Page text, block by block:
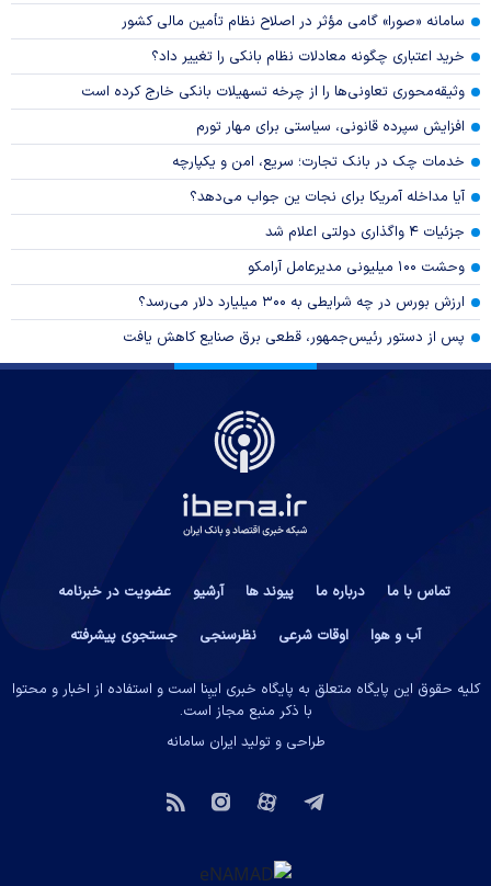
سامانه «صورا» گامی مؤثر در اصلاح نظام تأمین مالی کشور
خرید اعتباری چگونه معادلات نظام بانکی را تغییر داد؟
وثیقه‌محوری تعاونی‌ها را از چرخه تسهیلات بانکی خارج کرده است
افزایش سپرده قانونی، سیاستی برای مهار تورم
خدمات چک در بانک تجارت؛ سریع، امن و یکپارچه
آیا مداخله آمریکا برای نجات ین جواب می‌دهد؟
جزئیات ۴ واگذاری دولتی اعلام شد
وحشت ۱۰۰ میلیونی مدیرعامل آرامکو
ارزش بورس در چه شرایطی به ۳۰۰ میلیارد دلار می‌رسد؟
پس از دستور رئیس‌جمهور، قطعی برق صنایع کاهش یافت
تماس با ما درباره ما پیوند ها آرشیو
عضویت در خبرنامه
آب و هوا
اوقات شرعی نظرسنجی جستجوی پیشرفته
کلیه حقوق این پایگاه متعلق به پایگاه خبری ایبِنا است و استفاده از اخبار و محتوا
با ذکر منبع مجاز است.
طراحی و تولید ایران سامانه